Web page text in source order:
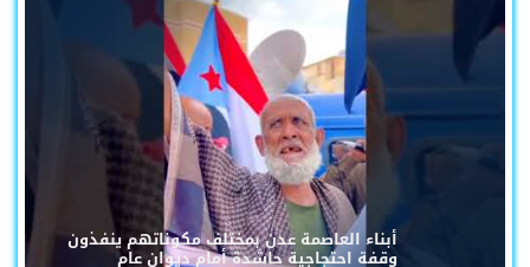
أبناء العاصمة عدن بمختلف مكوناتهم ينفذون
وقفة احتجاجية حاشدة أمام ديوان عام